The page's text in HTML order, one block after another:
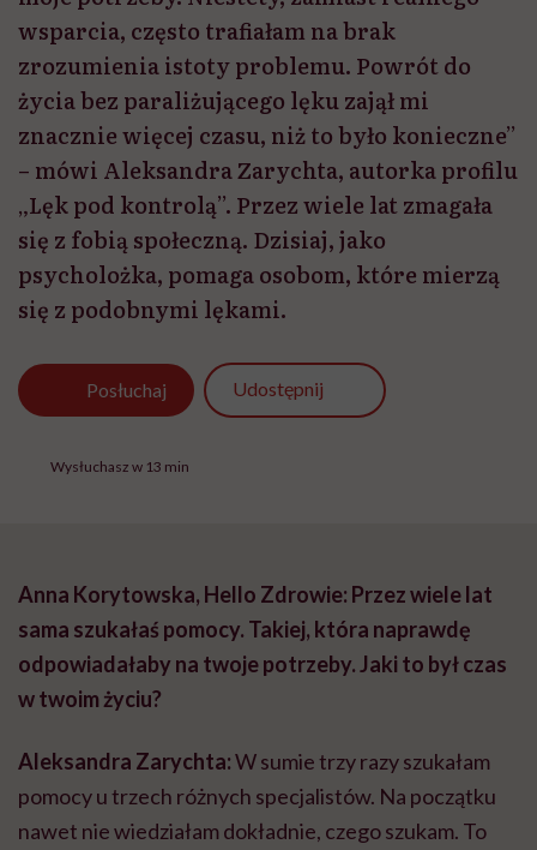
wsparcia, często trafiałam na brak
zrozumienia istoty problemu. Powrót do
życia bez paraliżującego lęku zajął mi
znacznie więcej czasu, niż to było konieczne”
– mówi Aleksandra Zarychta, autorka profilu
„Lęk pod kontrolą”. Przez wiele lat zmagała
się z fobią społeczną. Dzisiaj, jako
psycholożka, pomaga osobom, które mierzą
się z podobnymi lękami.
Posłuchaj Udostępnij
Wysłuchasz w 13 min
Anna Korytowska, Hello Zdrowie: Przez wiele lat
sama szukałaś pomocy. Takiej, która naprawdę
odpowiadałaby na twoje potrzeby. Jaki to był czas
w twoim życiu?
Aleksandra Zarychta:W sumie trzy razy szukałam
pomocy u trzech różnych specjalistów. Na początku
nawet nie wiedziałam dokładnie, czego szukam. To